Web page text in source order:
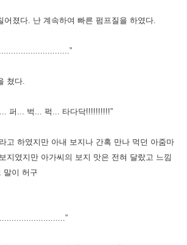
어졌다. 난 계속하여 빠른 펌프질을 하였다.
쳤다.
퍼... 벅... 퍽... 타다닥!!!!!!!!!!”
고 하였지만 아내 보지나 간혹 만나 먹던 아줌마
지였지만 아가씨의 보지 맛은 전혀 달랐고 느낌
말이 허구